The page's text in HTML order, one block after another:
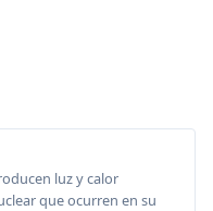
luz y calor
que ocurren en su